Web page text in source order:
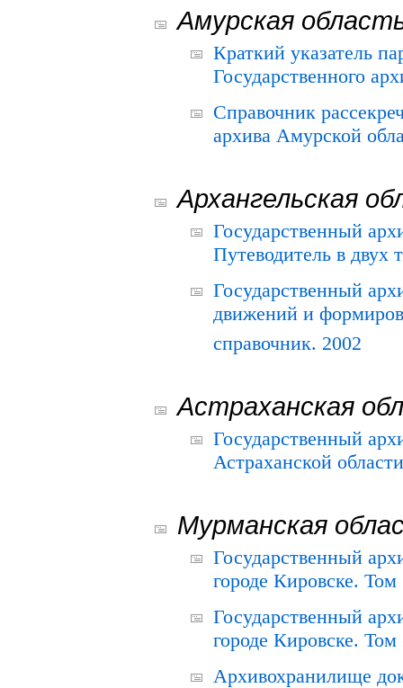
Амурская
Краткий указатель
Государственного
Справочник
архива Амурской
Архангельская
Государственный
Путеводитель в двух
Государственный
движений и
справочник. 2002
Астраханская
Государственный
Астраханской
Мурманская
Государственный
городе Кировске.
Государственный
городе Кировске.
Архивохранилище